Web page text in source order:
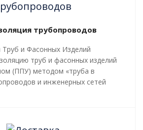
трубопроводов
и Фасонных Изделий
труб и фасонных изделий
(ППУ) методом «труба в
и инженерных сетей
в рамках